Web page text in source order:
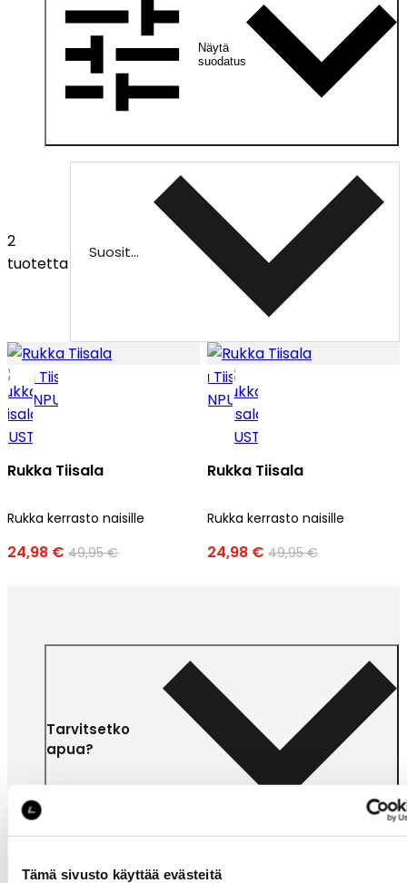
Tämä sivusto käyttää evästeitä
Näytä
suodatus
2
tuotetta
Suositeltu
Rukka Tiisala
Rukka kerrasto naisille
24,98 € 49,95 €
Rukka Tiisala
Rukka kerrasto naisille
24,98 € 49,95 €
Tarvitsetko
apua?